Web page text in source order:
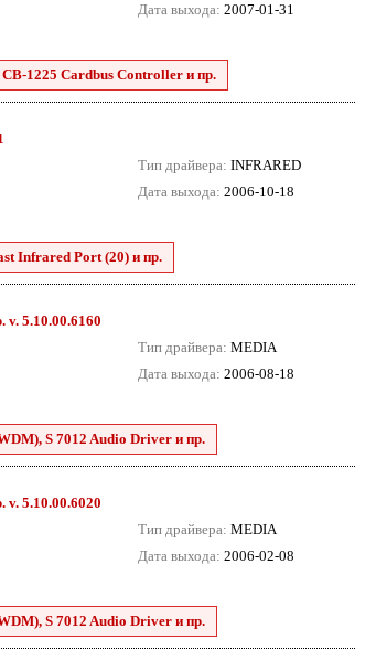
Дата выхода: 2007-01-31
1225 Cardbus Controller и пр.
Тип драйвера: INFRARED
Дата выхода: 2006-10-18
Infrared Port (20) и пр.
5.10.00.6160
Тип драйвера: MEDIA
Дата выхода: 2006-08-18
S 7012 Audio Driver и пр.
5.10.00.6020
Тип драйвера: MEDIA
Дата выхода: 2006-02-08
S 7012 Audio Driver и пр.